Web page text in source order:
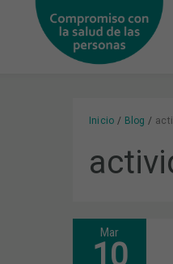
Inicio Blog
Mar
10DOLOR
E